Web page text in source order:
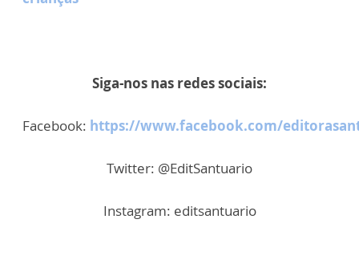
Siga-nos nas redes sociais:
Facebook: https://www.facebook.com/
Twitter: @EditSantuario
Instagram: editsantuario